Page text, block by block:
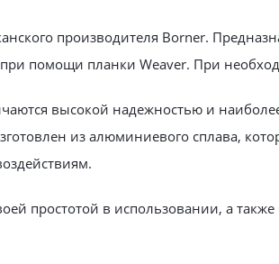
производителя Borner.
помощи планки Weaver. При
высокой надежностью и
из алюминиевого сплава,
простотой в использовании, а